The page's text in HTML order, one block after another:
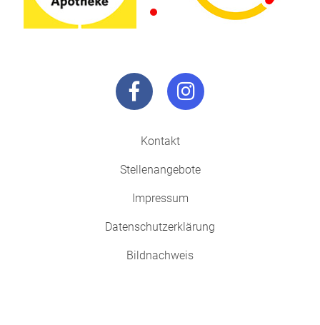
Kontakt
Stellenangebote
Impressum
Datenschutzerklärung
Bildnachweis